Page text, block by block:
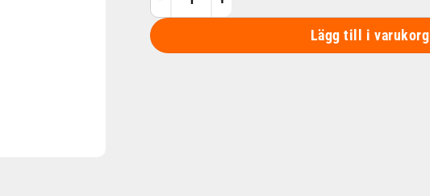
Lägg till i varukorg